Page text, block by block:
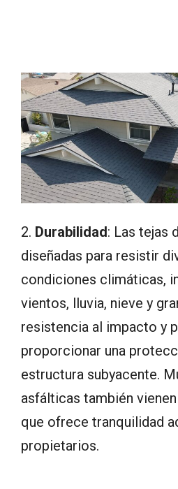
2. Durabilidad: Las tejas
diseñadas para resistir
condiciones climáticas,
vientos, lluvia, nieve y
resistencia al impacto y
proporcionar una
estructura subyacente.
asfálticas también
que ofrece tranquilidad
propietarios.